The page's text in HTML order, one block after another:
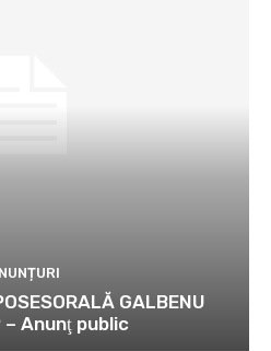
GALBENU
– Anunţ public